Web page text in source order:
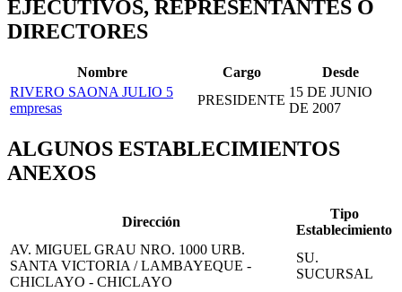
EJECUTIVOS, REPRESENTANTES O
DIRECTORES
Nombre Cargo
Desde
RIVERO SAONA JULIO 5
empresas
PRESIDENTE
15 DE JUNIO
DE 2007
ALGUNOS ESTABLECIMIENTOS
ANEXOS
Dirección
Tipo
Establecimiento
AV. MIGUEL GRAU NRO. 1000 URB.
SANTA VICTORIA / LAMBAYEQUE -
CHICLAYO - CHICLAYO
SU.
SUCURSAL